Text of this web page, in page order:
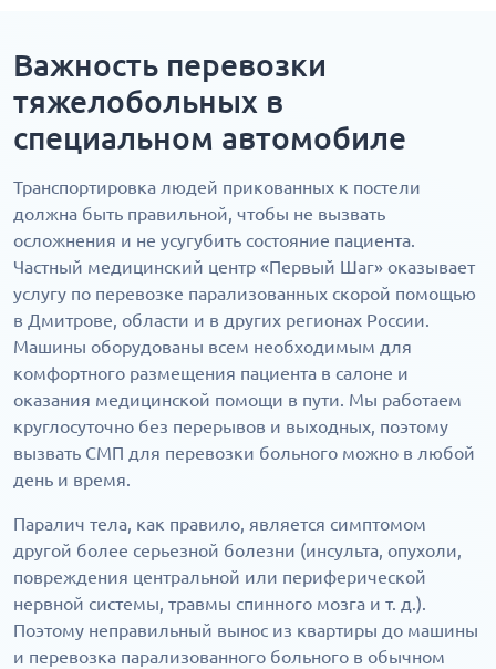
Важность перевозки
тяжелобольных в
специальном автомобиле
Транспортировка людей прикованных к постели
должна быть правильной, чтобы не вызвать
осложнения и не усугубить состояние пациента.
Частный медицинский центр «Первый Шаг» оказывает
услугу по перевозке парализованных скорой помощью
в Дмитрове, области и в других регионах России.
Машины оборудованы всем необходимым для
комфортного размещения пациента в салоне и
оказания медицинской помощи в пути. Мы работаем
круглосуточно без перерывов и выходных, поэтому
вызвать СМП для перевозки больного можно в любой
день и время.
Паралич тела, как правило, является симптомом
другой более серьезной болезни (инсульта, опухоли,
повреждения центральной или периферической
нервной системы, травмы спинного мозга и т. д.).
Поэтому неправильный вынос из квартиры до машины
и перевозка парализованного больного в обычном